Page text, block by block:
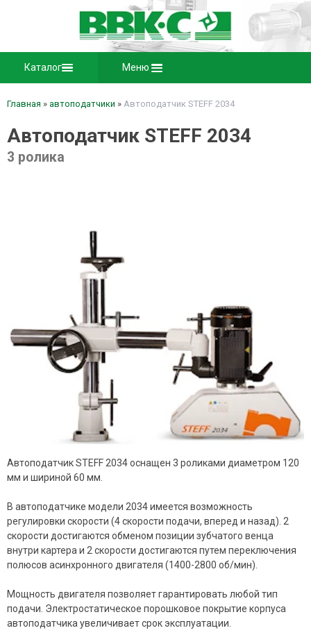
Каталог Меню
Главная » автоподатчики » Автоподатчик STEFF 2034
Автоподатчик STEFF 2034
3 ролика
Автоподатчик STEFF 2034 оснащен 3 роликами диаметром 120
мм и шириной 60 мм.
В автоподатчике модели 2034 имеется возможность
регулировки скорости (4 скорости подачи, вперед и назад). 2
скорости достигаются обменом позиции зубчатого венца
внутри картера и 2 скорости достигаются путем переключения
полюсов асинхронного двигателя (1400-2800 об/мин).
Мощность двигателя позволяет гарантировать любой тип
подачи. Электростатическое порошковое покрытие корпуса
автоподатчика увеличивает срок эксплуатации.